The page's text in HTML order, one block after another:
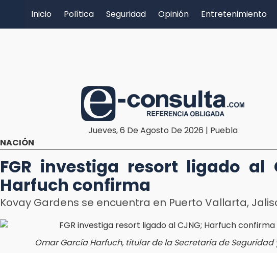
Inicio Política Seguridad Opinión Entretenimiento
Jueves, 6 De Agosto De 2026 | Puebla
NACIÓN
FGR investiga resort ligado al
Harfuch confirma
Kovay Gardens se encuentra en Puerto Vallarta,
Omar García Harfuch, titular de la Secretaría de Seguridad